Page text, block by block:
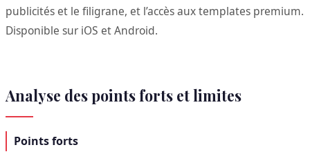
publicités et le filigrane, et l’accès aux templates premium.
Disponible sur iOS et Android.
Analyse des points forts et limites
Points forts